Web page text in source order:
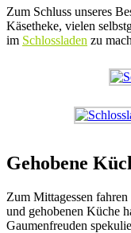
Zum Schluss unseres
Käsetheke, vielen
im Schlossladen zu
Gehobene
Zum Mittagessen
und gehobenen Küche
Gaumenfreuden